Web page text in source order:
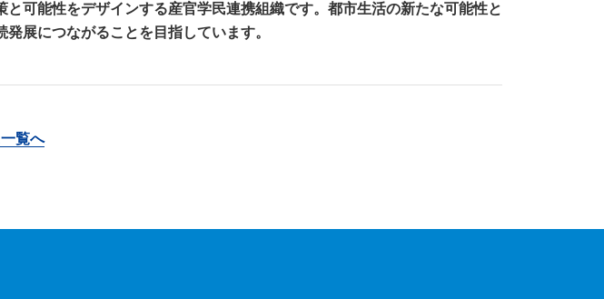
可能性をデザインする産官学民連携組織です。都市生活の新たな可能性と
展につながることを目指しています。
覧へ